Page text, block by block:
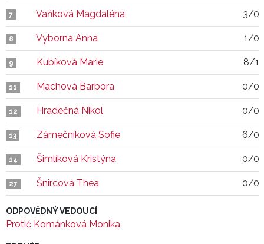
7 Vaňková Magdaléna 3/0
8 Vyborna Anna 1/0
9 Kubíková Marie 8/1
11 Machová Barbora 0/0
12 Hradečná Nikol 0/0
13 Zámečníková Sofie 6/0
14 Šimlíková Kristýna 0/0
27 Šnircová Thea 0/0
ODPOVĚDNÝ VEDOUCÍ
Protić Kománková Monika